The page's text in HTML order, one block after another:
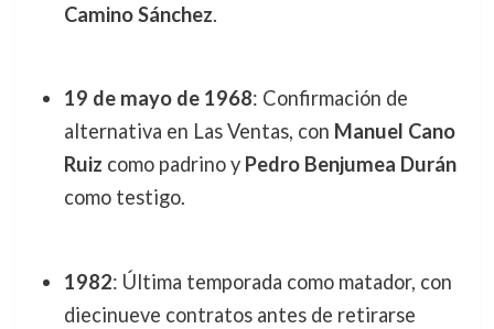
Camino Sánchez.
19 de mayo de 1968: Confirmación de
alternativa en Las Ventas, con Manuel Cano
Ruiz como padrino y Pedro Benjumea Durán
como testigo.
1982: Última temporada como matador, con
diecinueve contratos antes de retirarse